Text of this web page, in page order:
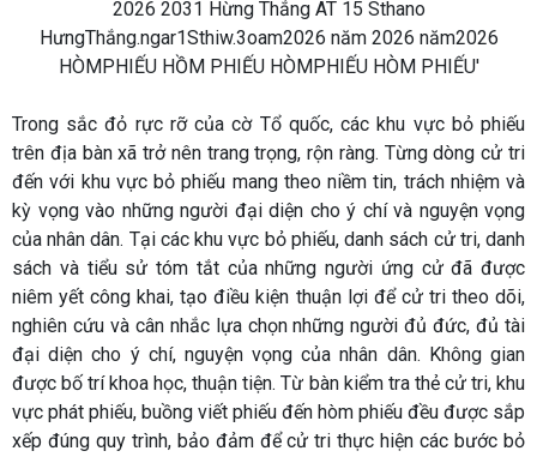
Trong sắc đỏ rực rỡ của cờ Tổ quốc, các khu vực bỏ phiếu
trên địa bàn xã trở nên trang trọng, rộn ràng. Từng dòng cử tri
đến với khu vực bỏ phiếu mang theo niềm tin, trách nhiệm và
kỳ vọng vào những người đại diện cho ý chí và nguyện vọng
của nhân dân. Tại các khu vực bỏ phiếu, danh sách cử tri, danh
sách và tiểu sử tóm tắt của những người ứng cử đã được
niêm yết công khai, tạo điều kiện thuận lợi để cử tri theo dõi,
nghiên cứu và cân nhắc lựa chọn những người đủ đức, đủ tài
đại diện cho ý chí, nguyện vọng của nhân dân. Không gian
được bố trí khoa học, thuận tiện. Từ bàn kiểm tra thẻ cử tri, khu
vực phát phiếu, buồng viết phiếu đến hòm phiếu đều được sắp
xếp đúng quy trình, bảo đảm để cử tri thực hiện các bước bỏ